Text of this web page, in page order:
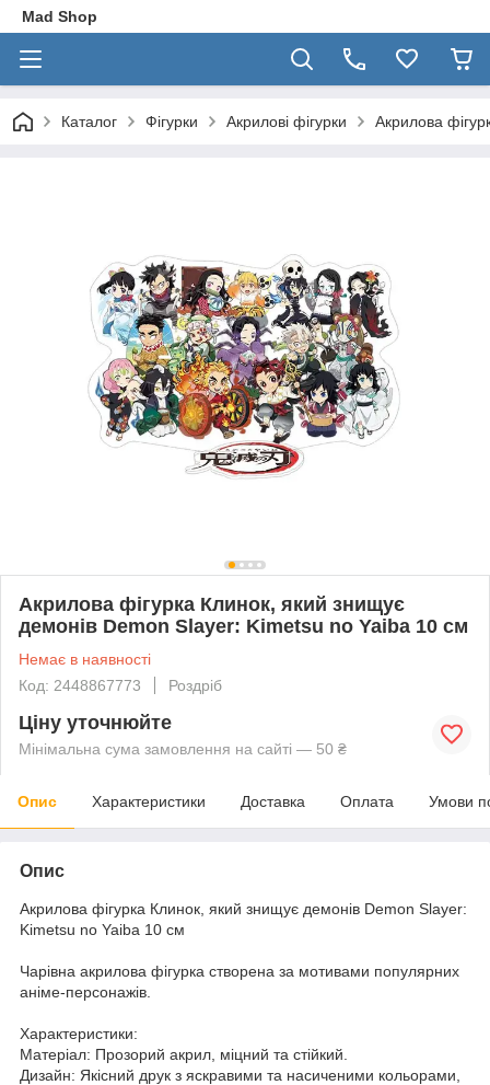
Mad Shop
Каталог Фігурки Акрилові фігурки Акрилова
Акрилова фігурка Клинок, який знищує
демонів Demon Slayer: Kimetsu no Yaiba 10 см
Немає в наявності
Код: 2448867773
Роздріб
Ціну уточнюйте
Мінімальна сума замовлення на сайті — 50 ₴
Опис Характеристики Доставка Оплата Умови
Опис
Акрилова фігурка Клинок, який знищує демонів Demon Slayer:
Kimetsu no Yaiba 10 см
Чарівна акрилова фігурка створена за мотивами популярних
аніме-персонажів.
Характеристики:
Матеріал: Прозорий акрил, міцний та стійкий.
Дизайн: Якісний друк з яскравими та насиченими кольорами,